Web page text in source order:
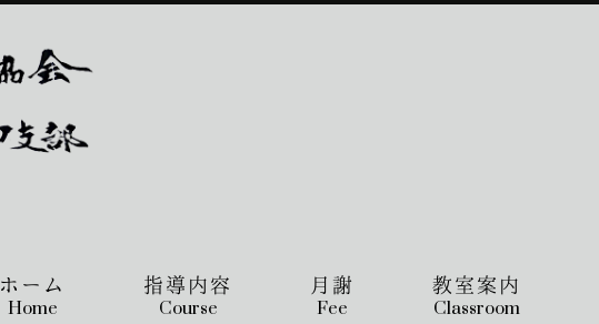
ホーム
Home
指導内容
Course
月謝
Fee
教室案内
Classroom